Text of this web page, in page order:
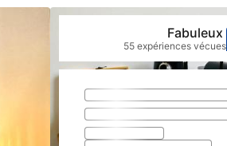
Fabuleux
55 expériences vécues